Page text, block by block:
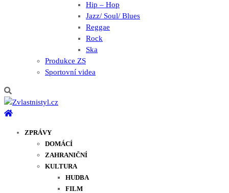
Hip – Hop
Jazz/ Soul/ Blues
Reggae
Rock
Ska
Produkce ZS
Sportovní videa
ZPRÁVY
DOMÁCÍ
ZAHRANIČNÍ
KULTURA
HUDBA
FILM